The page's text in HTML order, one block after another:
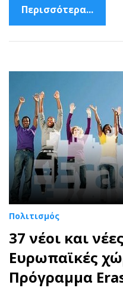
Περισσότερα...
Πολιτισμός
37 νέοι και
Ευρωπαϊκές
Πρόγραμμα